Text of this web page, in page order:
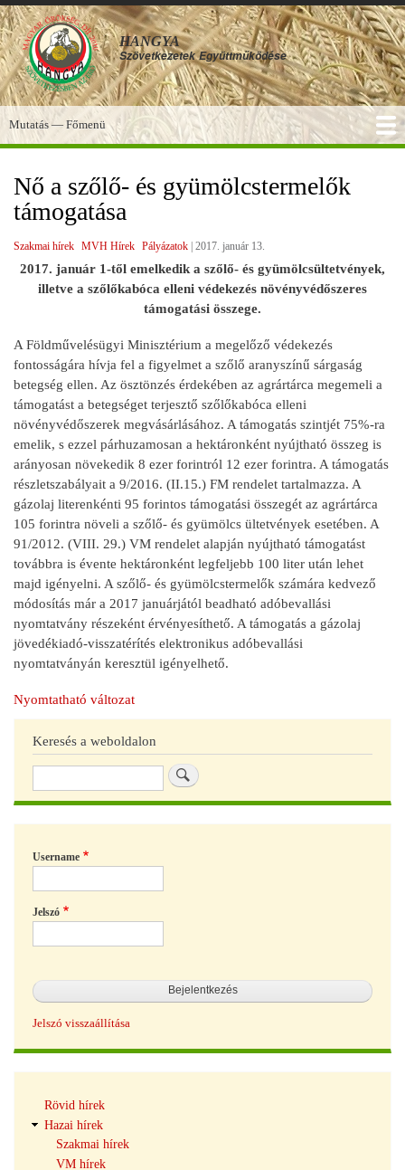
Ugrás
a
tartalomra
HANGYA
Szövetkezetek Együttműködése
Főmenü
Mutatás — Főmenü
Nő a szőlő- és gyümölcstermelők
támogatása
Szakmai hírek MVH Hírek Pályázatok 2017. január 13.
2017. január 1-től emelkedik a szőlő- és gyümölcsültetvények,
illetve a szőlőkabóca elleni védekezés növényvédőszeres
támogatási összege.
A Földművelésügyi Minisztérium a megelőző védekezés
fontosságára hívja fel a figyelmet a szőlő aranyszínű sárgaság
betegség ellen. Az ösztönzés érdekében az agrártárca megemeli a
támogatást a betegséget terjesztő szőlőkabóca elleni
növényvédőszerek megvásárlásához. A támogatás szintjét 75%-ra
emelik, s ezzel párhuzamosan a hektáronként nyújtható összeg is
arányosan növekedik 8 ezer forintról 12 ezer forintra. A támogatás
részletszabályait a 9/2016. (II.15.) FM rendelet tartalmazza. A
gázolaj literenkénti 95 forintos támogatási összegét az agrártárca
105 forintra növeli a szőlő- és gyümölcs ültetvények esetében. A
91/2012. (VIII. 29.) VM rendelet alapján nyújtható támogatást
továbbra is évente hektáronként legfeljebb 100 liter után lehet
majd igényelni. A szőlő- és gyümölcstermelők számára kedvező
módosítás már a 2017 januárjától beadható adóbevallási
nyomtatvány részeként érvényesíthető. A támogatás a gázolaj
jövedékiadó-visszatérítés elektronikus adóbevallási
nyomtatványán keresztül igényelhető.
Nyomtatható változat
Keresés a weboldalon
Username
Jelszó
Jelszó visszaállítása
navigáció
Rövid hírek
Hazai hírek
Szakmai hírek
VM hírek